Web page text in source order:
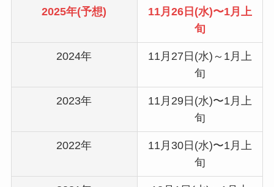
2025年(予想)
11月26日(水)〜1月上
旬
2024年
11月27日(水)～1月上
旬
2023年
11月29日(水)〜1月上
旬
2022年
11月30日(水)〜1月上
旬